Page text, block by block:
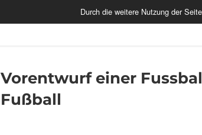
Vorentwurf einer
Fußball
Durch die weitere Nutzung der